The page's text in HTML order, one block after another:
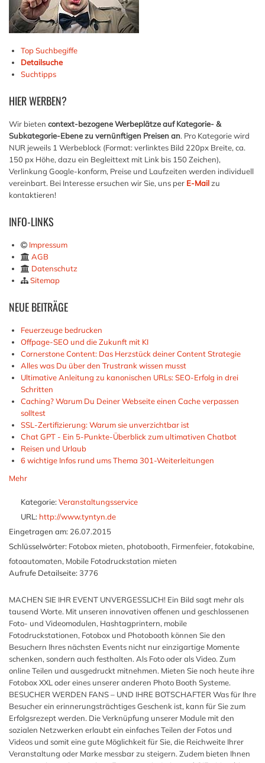
Top Suchbegiffe
Detailsuche
Suchtipps
HIERWERBEN?
Wir bieten context-bezogene Werbeplätze auf Kategorie- &
Subkategorie-Ebene zu vernünftigen Preisen an. Pro Kategorie wird
NUR jeweils 1 Werbeblock (Format: verlinktes Bild 220px Breite, ca.
150 px Höhe, dazu ein Begleittext mit Link bis 150 Zeichen),
Verlinkung Google-konform, Preise und Laufzeiten werden individuell
vereinbart. Bei Interesse ersuchen wir Sie, uns per E-Mailzu
kontaktieren!
INFO-LINKS
Impressum
AGB
Datenschutz
Sitemap
NEUEBEITRÄGE
Feuerzeuge bedrucken
Offpage-SEO und die Zukunft mit KI
Cornerstone Content: Das Herzstück deiner Content Strategie
Alles was Du über den Trustrank wissen musst
Ultimative Anleitung zu kanonischen URLs: SEO-Erfolg in drei
Schritten
Caching? Warum Du Deiner Webseite einen Cache verpassen
solltest
SSL-Zertifizierung: Warum sie unverzichtbar ist
Chat GPT - Ein 5-Punkte-Überblick zum ultimativen Chatbot
Reisen und Urlaub
6 wichtige Infos rund ums Thema 301-Weiterleitungen
Mehr
Kategorie: Veranstaltungsservice
URL: http://www.tyntyn.de
Eingetragen am: 26.07.2015
Schlüsselwörter: Fotobox mieten, photobooth, Firmenfeier, fotokabine,
fotoautomaten, Mobile Fotodruckstation mieten
Aufrufe Detailseite: 3776
MACHEN SIE IHR EVENT UNVERGESSLICH! Ein Bild sagt mehr als
tausend Worte. Mit unseren innovativen offenen und geschlossenen
Foto- und Videomodulen, Hashtagprintern, mobile
Fotodruckstationen, Fotobox und Photobooth können Sie den
Besuchern Ihres nächsten Events nicht nur einzigartige Momente
schenken, sondern auch festhalten. Als Foto oder als Video. Zum
online Teilen und ausgedruckt mitnehmen. Mieten Sie noch heute ihre
Fotobox XXL oder eines unserer anderen Photo Booth Systeme.
BESUCHER WERDEN FANS – UND IHRE BOTSCHAFTER Was für Ihre
Besucher ein erinnerungsträchtiges Geschenk ist, kann für Sie zum
Erfolgsrezept werden. Die Verknüpfung unserer Module mit den
sozialen Netzwerken erlaubt ein einfaches Teilen der Fotos und
Videos und somit eine gute Möglichkeit für Sie, die Reichweite Ihrer
Veranstaltung oder Marke messbar zu steigern. Zudem bieten Ihnen